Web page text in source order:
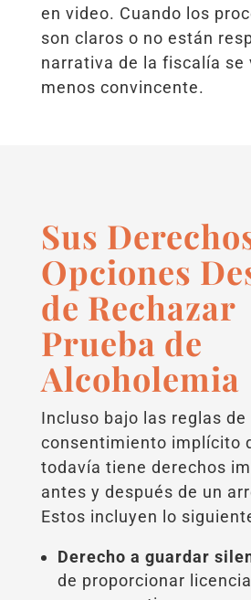
en video. Cuando los
son claros o no están
narrativa de la fiscalía se
menos convincente.
Sus
Opciones
de
Prueba de
Alcoholemia
Incluso bajo las reglas de
consentimiento implícito
todavía tiene derechos
antes y después de un
Estos incluyen lo
Derecho a guardar
de proporcionar